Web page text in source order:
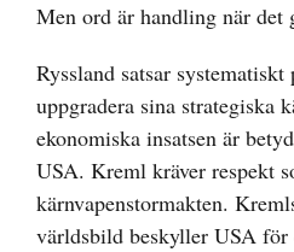
Men ord är handling när det
Ryssland satsar
uppgradera sina strategiska
ekonomiska insatsen är
USA. Kreml kräver respekt
kärnvapenstormakten.
världsbild beskyller USA för